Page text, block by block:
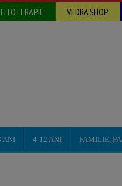
FITOTERAPIE VEDRA SHOP
ANI 4-12 ANI FAMILIE,